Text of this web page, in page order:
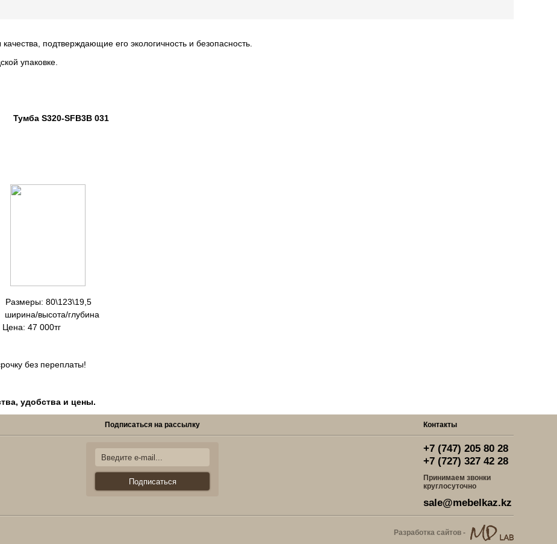
подтверждающие его экологичность и безопасность.
упаковке.
S320-SFB3B 031
80\123\19,5
высота/глубина
000тг
без переплаты!
удобства и цены.
Контакты
Подписаться на рассылку
+7 (747) 205 80 28
+7 (727) 327 42 28
Принимаем звонки
круглосуточно
sale@mebelkaz.kz
Подписаться
Разработка сайтов -